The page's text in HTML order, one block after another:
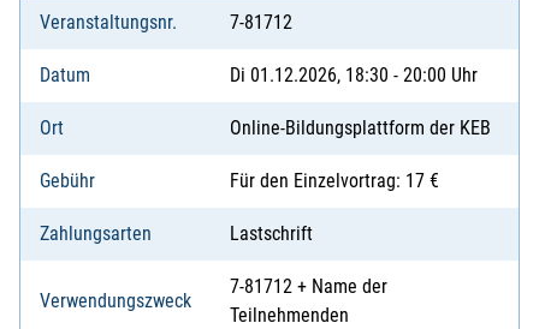
Veranstaltungsnr. 7-81712
Datum Di 01.12.2026, 18:30 - 20:00 Uhr
Ort Online-Bildungsplattform der KEB
Gebühr Für den Einzelvortrag: 17 €
Zahlungsarten Lastschrift
Verwendungszweck
7-81712 + Name der
Teilnehmenden